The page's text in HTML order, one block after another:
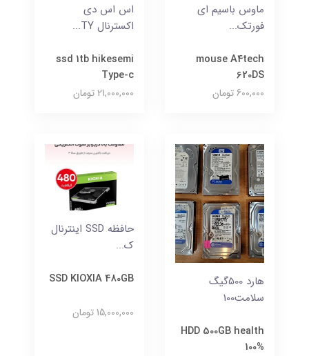
ماوس باسیم ای
فورتک...
mouse A4tech
620DS
600,000 تومان
اس اس دی
اکسترنال TY...
ssd 1tb hikesemi
Type-c
21,000,000 تومان
هارد 500گیگ
سلامت100
HDD 500GB health
100%
حافظه SSD اینترنال
ک...
SSD KIOXIA 480GB
15,000,000 تومان